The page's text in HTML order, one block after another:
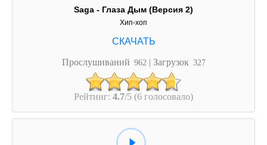
Saga - Глаза Дым (Версия 2)
Хип-хоп
Прослушиваний 962 | Загрузок 327
Рейтинг: 4.7/5 (6 голосовало)